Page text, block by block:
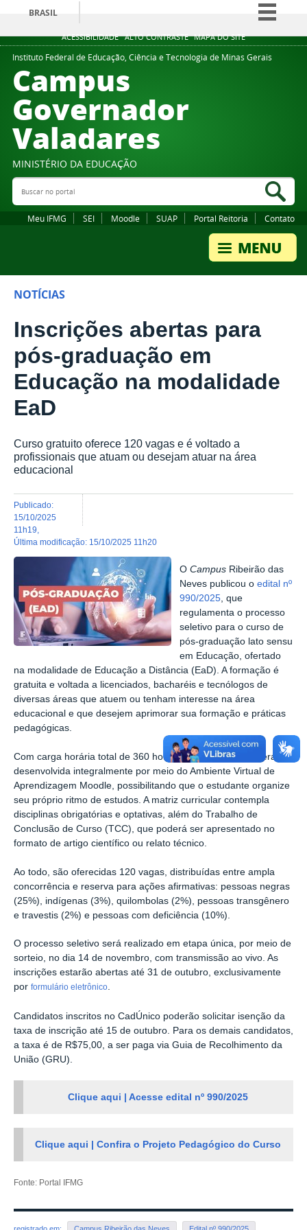
ACESSIBILIDADE ALTO CONTRASTE MAPA DO SITE
BRASIL
Simplifique!
Comunica BR
Instituto Federal de Educação, Ciência e Tecnologia de Minas Gerais
Campus
Governador
Valadares
MINISTÉRIO DA EDUCAÇÃO
Buscar no portal
Meu IFMG SEI Moodle SUAP Portal Reitoria Contato
NOTÍCIAS
Inscrições abertas para
pós-graduação em
Educação na modalidade
EaD
Curso gratuito oferece 120 vagas e é voltado a
profissionais que atuam ou desejam atuar na área
educacional
publicado:
15/10/2025
11h19
última modificação: 15/10/2025 11h20
OCampus Ribeirão das
Neves publicou oedital nº
990/2025, que
regulamenta o processo
seletivo para o curso de
pós-graduação lato sensu
em Educação, ofertado
na modalidade de Educação a Distância (EaD). A formação é
gratuita e voltada a licenciados, bacharéis e tecnólogos de
diversas áreas que atuem ou tenham interesse na área
educacional e que desejem aprimorar sua formação e práticas
pedagógicas.
Com carga horária total de 360 horas, a especialização será
desenvolvida integralmente por meio do Ambiente Virtual de
Aprendizagem Moodle, possibilitando que o estudante organize
seu próprio ritmo de estudos. A matriz curricular contempla
disciplinas obrigatórias e optativas, além do Trabalho de
Conclusão de Curso (TCC), que poderá ser apresentado no
formato de artigo científico ou relato técnico.
Ao todo, são oferecidas 120 vagas, distribuídas entre ampla
concorrência e reserva para ações afirmativas: pessoas negras
(25%), indígenas (3%), quilombolas (2%), pessoas transgênero
e travestis (2%) e pessoas com deficiência (10%).
O processo seletivo será realizado em etapa única, por meio de
sorteio, no dia 14 de novembro, com transmissão ao vivo. As
inscrições estarão abertas até 31 de outubro, exclusivamente
por formulário eletrônico.
Candidatos inscritos no CadÚnico poderão solicitar isenção da
taxa de inscrição até 15 de outubro. Para os demais candidatos,
a taxa é de R$75,00, a ser paga via Guia de Recolhimento da
União (GRU).
Clique aqui | Acesse edital nº 990/2025
Clique aqui | Confira o Projeto Pedagógico do Curso
Fonte: Portal IFMG